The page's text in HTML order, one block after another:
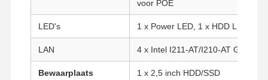
voor POE
LED's 1 x Power LED, 1 x HDD LED
LAN 4 x Intel I211-AT/I210-AT Gigabit
Bewaarplaats
1 x 2,5 inch HDD/SSD